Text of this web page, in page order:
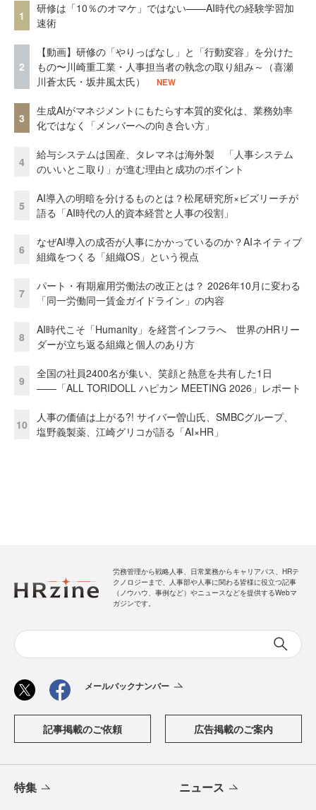
1
研修は「10％のオマケ」ではない——AI時代の経験学習加
速術
2
【動画】研修の「やりっぱなし」と「行動変容」を分けた
もの〜川崎重工業・人事担当者の執念の取り組み～（喜瀬
川蒼太氏・坂井風太氏）
NEW
3
生成AIがマネジメントにもたらす本質的変化は、業務効率
化ではなく「メンバーへの向き合い方」
4
給与システムは国産、タレマネは海外製 「人事システム
のいいとこ取り」が進む理由と成功のポイント
5
AI導入の明暗を分けるものとは？松尾研究所×ビズリーチが
語る「AI時代の人的資本経営と人事の役割」
6
なぜAI導入の成否が人事にかかっているのか？AIネイティブ
組織をつくる「組織OS」という視点
7
パート・有期雇用労働法の改正とは？ 2026年10月に変わる
「同一労働同一賃金ガイドライン」の内容
8
AI時代こそ「Humanity」を経営インフラへ 世界のHRリー
ダーが立ち返る組織と個人のあり方
9
全国の社員2400名が集い、笑顔と熱意を共有した1日
――「ALL TORIDOLL ハピカン MEETING 2026」レポート
10
人事の価値は上がる?! サイバー曽山氏、SMBCグループ、
塩野義製薬、江崎グリコが語る「AI×HR」
労務管理から戦略人事、日常業務からキャリアパス、HRテ
クノロジーまで、人事部や人事に関わる皆様に役立つ記事
（ノウハウ、事例など）やニュースなどを提供するWebマ
ガジンです。
メールバックナンバー
記事掲載のご依頼 広告掲載のご案内
特集 ニュース